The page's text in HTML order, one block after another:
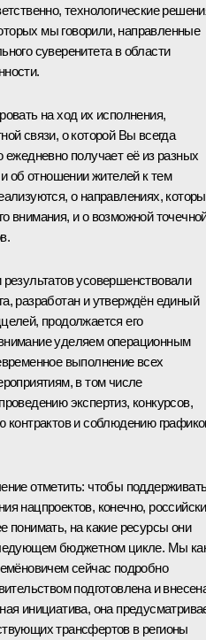
технологические
мы говорили, направленные
суверенитета в области
на ход их исполнения,
связи, о которой Вы всегда
ежедневно получает её из разных
об отношении жителей к тем
о направлениях,
внимания, и о возможной
усовершенствовали
разработан и утверждён единый
продолжается его
уделяем операционным
выполнение всех
в том числе
экспертиз, конкурсов,
контрактов и соблюдению
отметить: чтобы
нацпроектов, конечно,
понимать, на какие ресурсы они
бюджетном цикле. Мы
сейчас подробно
подготовлена и
инициатива, она
трансфертов в регионы